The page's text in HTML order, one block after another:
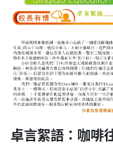
卓言絮語：咖啡